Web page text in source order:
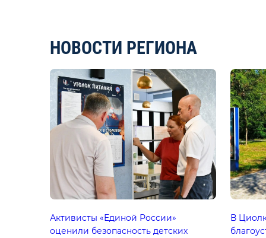
НОВОСТИ РЕГИОНА
Активисты «Единой России»
оценили безопасность детских
В